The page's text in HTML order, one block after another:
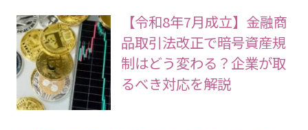
【令和8年7月成立】金融商
品取引法改正で暗号資産規
制はどう変わる？企業が取
るべき対応を解説